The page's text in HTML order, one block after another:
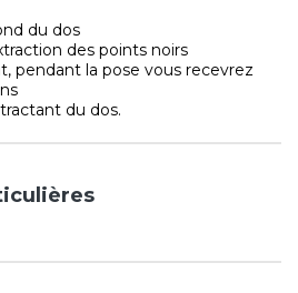
du dos
des points noirs
pendant la pose vous recevrez
du dos.